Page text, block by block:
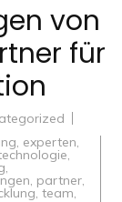
von
für
, experten,
,
,
, partner,
, team,